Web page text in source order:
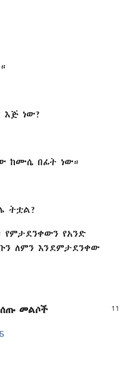
እጅ ነው?
ከሙሴ በፊት ነው።
ትቷል?
የምታደንቀውን የአንድ
ለምን እንደምታደንቀው
መልሶች